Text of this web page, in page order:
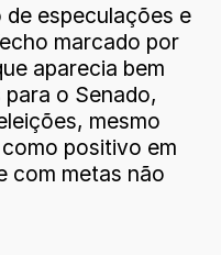
especulações e
marcado por
aparecia bem
o Senado,
mesmo
positivo em
com metas não